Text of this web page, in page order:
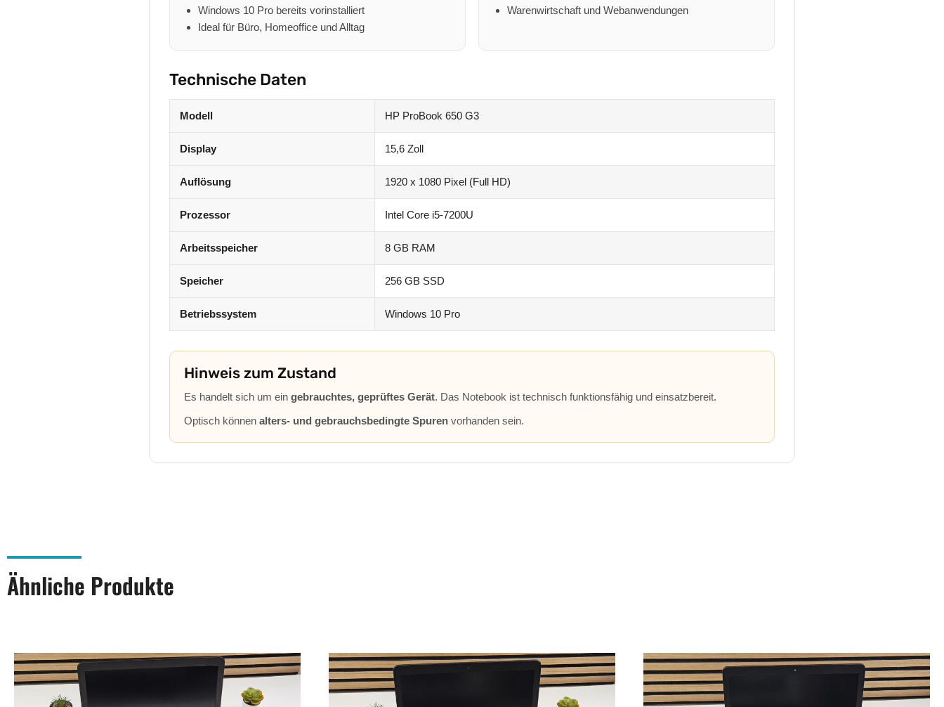
Windows 10 Pro bereits vorinstalliert
Ideal für Büro, Homeoffice und Alltag
Warenwirtschaft und Webanwendungen
Technische Daten
Modell HP ProBook 650 G3
Display 15,6 Zoll
Auflösung 1920 x 1080 Pixel (Full HD)
Prozessor Intel Core i5-7200U
Arbeitsspeicher 8 GB RAM
Speicher 256 GB SSD
Betriebssystem Windows 10 Pro
Hinweis zum Zustand
Es handelt sich um ein gebrauchtes, geprüftes Gerät. Das Notebook ist technisch funktionsfähig und einsatzbereit.
Optisch können alters- und gebrauchsbedingte Spuren vorhanden sein.
Ähnliche Produkte